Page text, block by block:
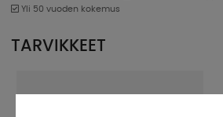
Yli 50 vuoden kokemus
TARVIKKEET